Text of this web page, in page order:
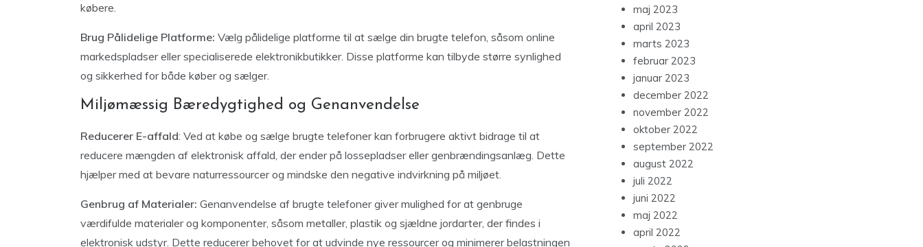
købere.
Brug Pålidelige Platforme: Vælg pålidelige platforme til at sælge din brugte telefon, såsom online
markedspladser eller specialiserede elektronikbutikker. Disse platforme kan tilbyde større synlighed
og sikkerhed for både køber og sælger.
Miljømæssig Bæredygtighed og Genanvendelse
Reducerer E-affald: Ved at købe og sælge brugte telefoner kan forbrugere aktivt bidrage til at
reducere mængden af elektronisk affald, der ender på lossepladser eller genbrændingsanlæg. Dette
hjælper med at bevare naturressourcer og mindske den negative indvirkning på miljøet.
Genbrug af Materialer: Genanvendelse af brugte telefoner giver mulighed for at genbruge
værdifulde materialer og komponenter, såsom metaller, plastik og sjældne jordarter, der findes i
elektronisk udstyr. Dette reducerer behovet for at udvinde nye ressourcer og minimerer belastningen
maj 2023
april 2023
marts 2023
februar 2023
januar 2023
december 2022
november 2022
oktober 2022
september 2022
august 2022
juli 2022
juni 2022
maj 2022
april 2022